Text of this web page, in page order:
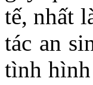
tế, nhất
tác an
tình